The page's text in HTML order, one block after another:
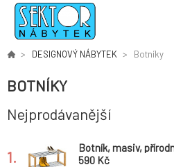
DESIGNOVÝ NÁBYTEK Botníky
BOTNÍKY
Nejprodávanější
1.
Botník, masiv,
590 Kč